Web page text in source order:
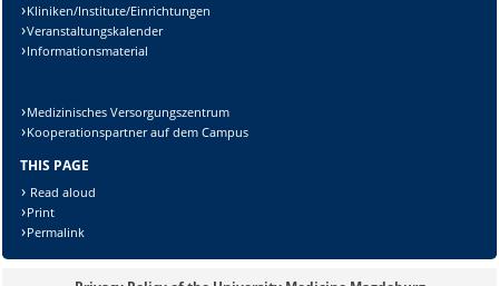
Kliniken/Institute/Einrichtungen
Veranstaltungskalender
Informationsmaterial
Medizinisches Versorgungszentrum
Kooperationspartner auf dem Campus
THIS PAGE
Read aloud
Print
Permalink